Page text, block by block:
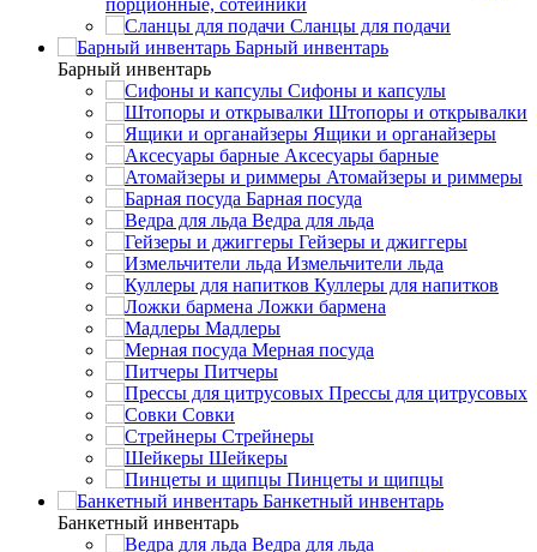
Сланцы для подачи
Барный инвентарь
Барный инвентарь
Сифоны и капсулы
Штопоры и открывалки
Ящики и органайзеры
Аксесуары барные
Атомайзеры и риммеры
Барная посуда
Ведра для льда
Гейзеры и джиггеры
Измельчители льда
Куллеры для напитков
Ложки бармена
Мадлеры
Мерная посуда
Питчеры
Прессы для цитрусовых
Совки
Стрейнеры
Шейкеры
Пинцеты и щипцы
Банкетный инвентарь
Банкетный инвентарь
Ведра для льда